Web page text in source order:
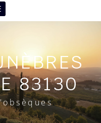
83130